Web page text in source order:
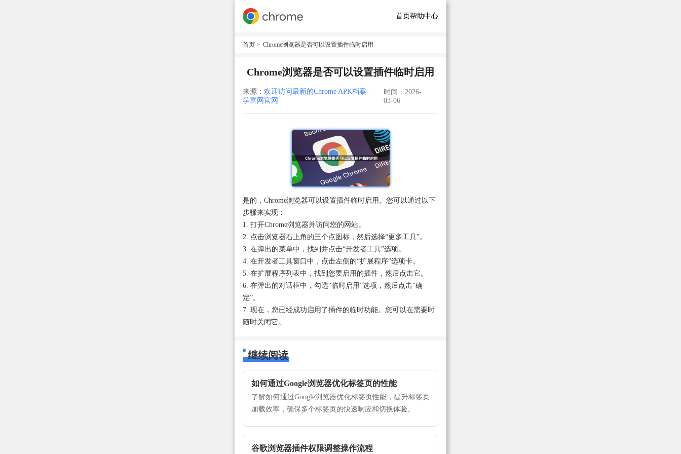
首页帮助中心
首页 > Chrome浏览器是否可以设置插件临时启用
Chrome浏览器是否可以设置插件临时启用
来源： 欢迎访问最新的Chrome APK档案 -
学富网官网
时间：2026-
03-06
是的，Chrome浏览器可以设置插件临时启用。您可以通过以下
步骤来实现：
1. 打开Chrome浏览器并访问您的网站。
2. 点击浏览器右上角的三个点图标，然后选择“更多工具”。
3. 在弹出的菜单中，找到并点击“开发者工具”选项。
4. 在开发者工具窗口中，点击左侧的“扩展程序”选项卡。
5. 在扩展程序列表中，找到您要启用的插件，然后点击它。
6. 在弹出的对话框中，勾选“临时启用”选项，然后点击“确
定”。
7. 现在，您已经成功启用了插件的临时功能。您可以在需要时
随时关闭它。
继续阅读
如何通过Google浏览器优化标签页的性能
了解如何通过Google浏览器优化标签页性能，提升标签页
加载效率，确保多个标签页的快速响应和切换体验。
谷歌浏览器插件权限调整操作流程